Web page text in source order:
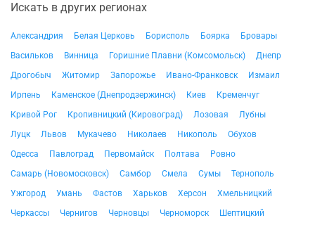
Искать в других регионах
Александрия Белая Церковь Борисполь Боярка
Бровары
Васильков
Винница Горишние Плавни (Комсомольск)
Днепр
Дрогобыч
Житомир Запорожье Ивано-Франковск
Измаил
Ирпень
Каменское (Днепродзержинск) Киев
Кременчуг
Кривой Рог
Кропивницкий (Кировоград) Лозовая
Лубны
Луцк
Львов Мукачево Николаев Никополь
Обухов
Одесса
Павлоград Первомайск Полтава
Ровно
Самарь (Новомосковск)
Самбор Смела Сумы
Тернополь
Ужгород
Умань Фастов Харьков Херсон
Хмельницкий
Черкассы
Чернигов Черновцы Черноморск Шептицкий